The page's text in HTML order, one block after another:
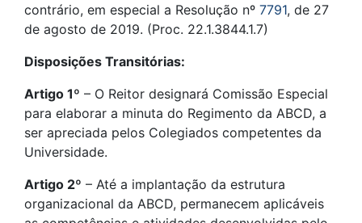
contrário, em especial a Resolução nº 7791, de 27
de agosto de 2019. (Proc. 22.1.3844.1.7)
Disposições Transitórias:
Artigo 1º – O Reitor designará Comissão Especial
para elaborar a minuta do Regimento da ABCD, a
ser apreciada pelos Colegiados competentes da
Universidade.
Artigo 2º – Até a implantação da estrutura
organizacional da ABCD, permanecem aplicáveis